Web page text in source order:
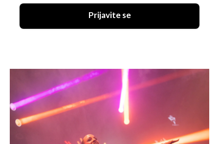
Prijavite se